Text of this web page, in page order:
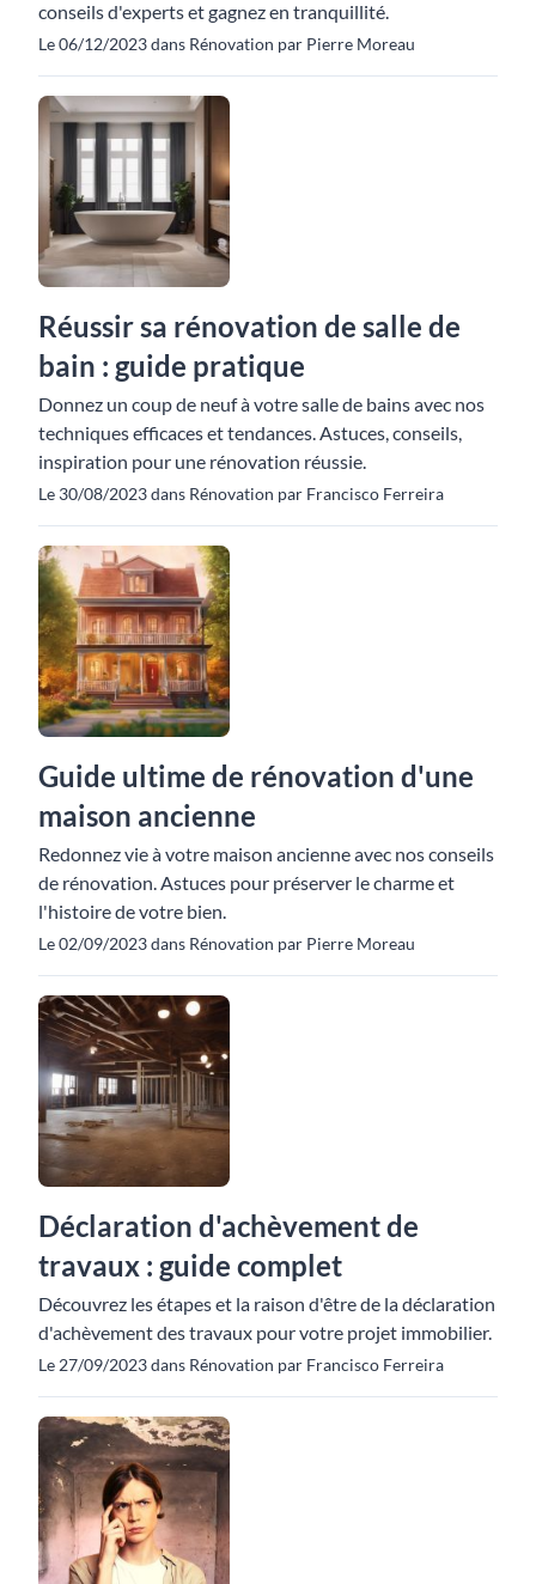
conseils d'experts et gagnez en tranquillité.
Le 06/12/2023 dans Rénovation par Pierre Moreau
Réussir sa rénovation de salle de
bain : guide pratique
Donnez un coup de neuf à votre salle de bains avec nos
techniques efficaces et tendances. Astuces, conseils,
inspiration pour une rénovation réussie.
Le 30/08/2023 dans Rénovation par Francisco Ferreira
Guide ultime de rénovation d'une
maison ancienne
Redonnez vie à votre maison ancienne avec nos conseils
de rénovation. Astuces pour préserver le charme et
l'histoire de votre bien.
Le 02/09/2023 dans Rénovation par Pierre Moreau
Déclaration d'achèvement de
travaux : guide complet
Découvrez les étapes et la raison d'être de la déclaration
d'achèvement des travaux pour votre projet immobilier.
Le 27/09/2023 dans Rénovation par Francisco Ferreira